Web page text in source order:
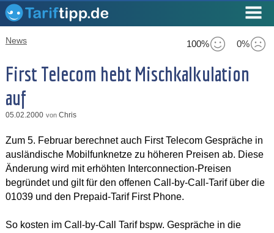
100% 0%
News
First Telecom hebt Mischkalkulation
auf
05.02.2000 von Chris
Zum 5. Februar berechnet auch First Telecom Gespräche in
ausländische Mobilfunknetze zu höheren Preisen ab. Diese
Änderung wird mit erhöhten Interconnection-Preisen
begründet und gilt für den offenen Call-by-Call-Tarif über die
01039 und den Prepaid-Tarif First Phone.
So kosten im Call-by-Call Tarif bspw. Gespräche in die